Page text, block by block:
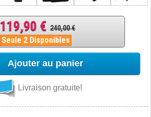
119,90 € 240,00 €
Seule 2 Disponibles
Ajouter au panier
Livraison gratuite!